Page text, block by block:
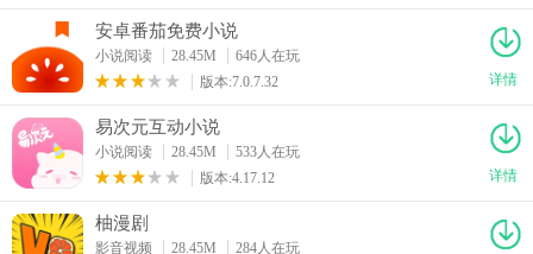
安卓番茄免费小说
小说阅读 28.45M
646人在玩
版本:7.0.7.32
详情
易次元互动小说
小说阅读 28.45M
533人在玩
版本:4.17.12
详情
柚漫剧
影音视频 28.45M
284人在玩